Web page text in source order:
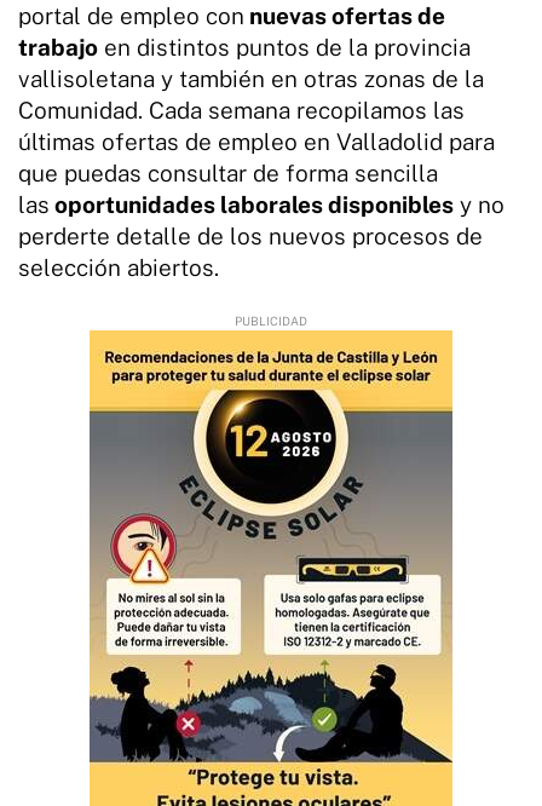
portal de empleo con nuevas ofertas de
trabajo en distintos puntos de la provincia
vallisoletana y también en otras zonas de la
Comunidad. Cada semana recopilamos las
últimas ofertas de empleo en Valladolid para
que puedas consultar de forma sencilla
las oportunidades laborales disponibles y no
perderte detalle de los nuevos procesos de
selección abiertos.